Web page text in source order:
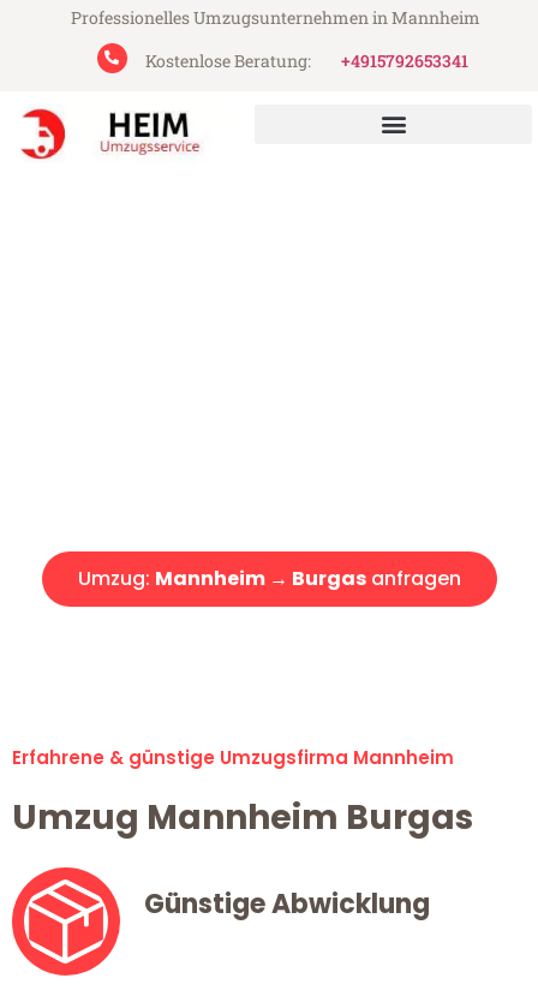
Professionelles Umzugsunternehmen in Mannheim
Kostenlose Beratung:
+4915792653341
Umzug: Mannheim → Burgasanfragen
Erfahrene & günstige Umzugsfirma Mannheim
Umzug Mannheim Burgas
Günstige Abwicklung